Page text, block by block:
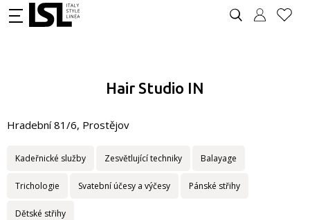
Hair Studio IN
Hradební 81/6, Prostějov
Kadeřnické služby Zesvětlující techniky Balayage
Trichologie Svatební účesy a výčesy Pánské střihy
Dětské střihy